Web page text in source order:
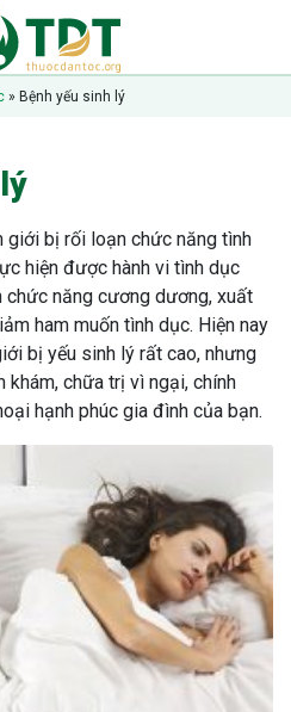
» Bệnh yếu sinh lý
giới bị rối loạn chức năng tình
hiện được hành vi tình dục
chức năng cương dương, xuất
ham muốn tình dục. Hiện nay
bị yếu sinh lý rất cao, nhưng
khám, chữa trị vì ngại, chính
hạnh phúc gia đình của bạn.